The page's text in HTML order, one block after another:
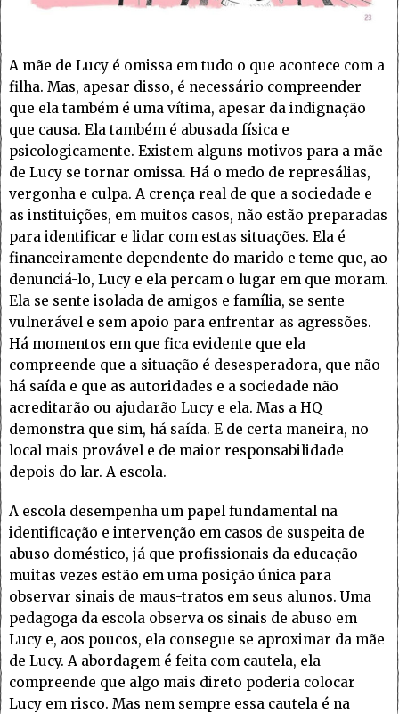
A mãe de Lucy é omissa em tudo o que acontece com a
filha. Mas, apesar disso, é necessário compreender
que ela também é uma vítima, apesar da indignação
que causa. Ela também é abusada física e
psicologicamente. Existem alguns motivos para a mãe
de Lucy se tornar omissa. Há o medo de represálias,
vergonha e culpa. A crença real de que a sociedade e
as instituições, em muitos casos, não estão preparadas
para identificar e lidar com estas situações. Ela é
financeiramente dependente do marido e teme que, ao
denunciá-lo, Lucy e ela percam o lugar em que moram.
Ela se sente isolada de amigos e família, se sente
vulnerável e sem apoio para enfrentar as agressões.
Há momentos em que fica evidente que ela
compreende que a situação é desesperadora, que não
há saída e que as autoridades e a sociedade não
acreditarão ou ajudarão Lucy e ela. Mas a HQ
demonstra que sim, há saída. E de certa maneira, no
local mais provável e de maior responsabilidade
depois do lar. A escola.
A escola desempenha um papel fundamental na
identificação e intervenção em casos de suspeita de
abuso doméstico, já que profissionais da educação
muitas vezes estão em uma posição única para
observar sinais de maus-tratos em seus alunos. Uma
pedagoga da escola observa os sinais de abuso em
Lucy e, aos poucos, ela consegue se aproximar da mãe
de Lucy. A abordagem é feita com cautela, ela
compreende que algo mais direto poderia colocar
Lucy em risco. Mas nem sempre essa cautela é na